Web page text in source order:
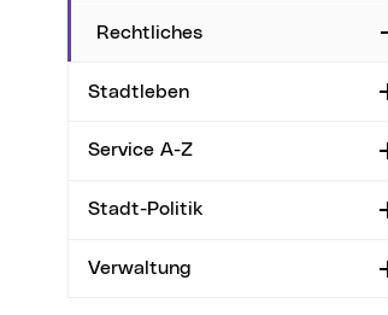
Rechtliches
Stadtleben
Service A-Z
Stadt-Politik
Verwaltung